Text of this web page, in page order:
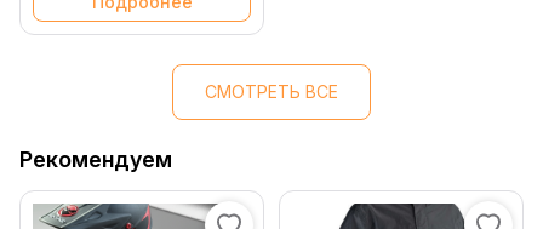
СМОТРЕТЬ ВСЕ
Рекомендуем